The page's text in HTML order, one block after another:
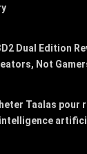
Dual Edition
Not
Taalas pour